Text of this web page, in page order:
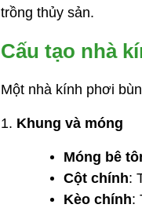
trồng thủy sản.
Cấu tạo nhà
Một nhà kính phơi
1. Khung và móng
Móng bê
Cột chính:
Kèo chính: